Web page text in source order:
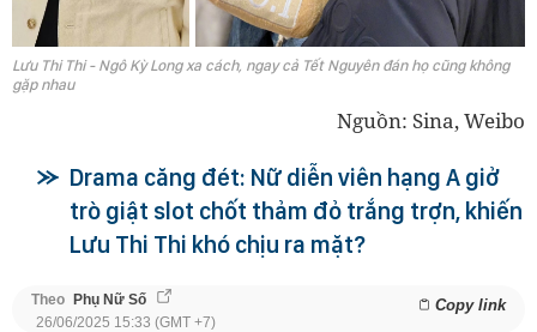
Lưu Thi Thi - Ngô Kỳ Long xa cách, ngay cả Tết Nguyên đán họ cũng không
gặp nhau
Nguồn: Sina, Weibo
Drama căng đét: Nữ diễn viên hạng A giở
trò giật slot chốt thảm đỏ trắng trợn, khiến
Lưu Thi Thi khó chịu ra mặt?
Theo Phụ Nữ Số Copy link
26/06/2025 15:33 (GMT +7)